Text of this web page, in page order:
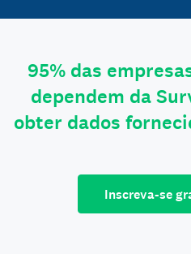
95% das
dependem da
obter dados
Inscreva-se